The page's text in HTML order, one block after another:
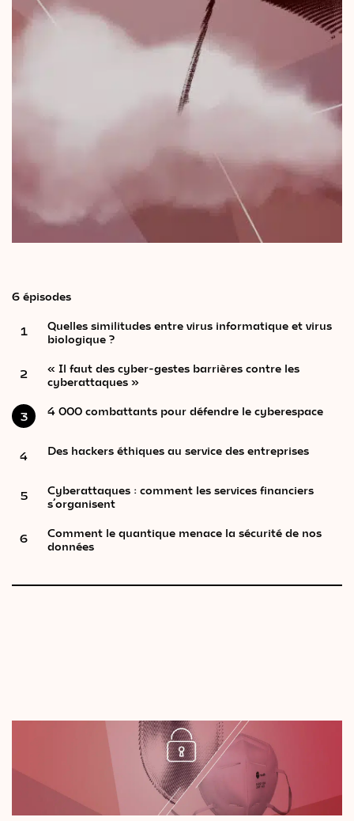
Le
magazine
6 épisodes
1
Quelles similitudes entre virus informatique et virus
biologique ?
2
« Il faut des cyber-gestes barrières contre les
cyberattaques »
3 4 000 combattants pour défendre le cyberespace
4 Des hackers éthiques au service des entreprises
5
Cyberattaques : comment les services financiers
s’organisent
6
Comment le quantique menace la sécurité de nos
données